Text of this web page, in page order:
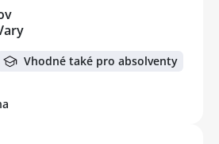
Vhodné také pro absolventy